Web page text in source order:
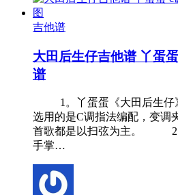
吉他谱
大田后生仔吉他谱 丫蛋
谱
1。丫蛋蛋《大田后生仔
选用的是C调指法编配，变调
首歌都是以扫弦为主。 2
手掌…